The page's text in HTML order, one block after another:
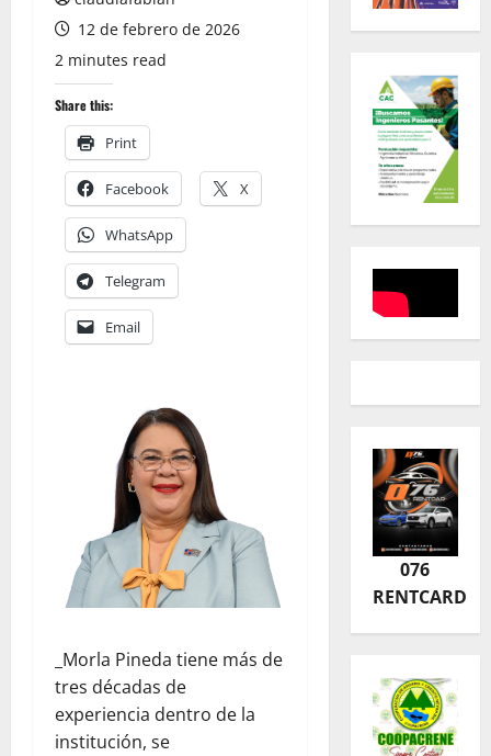
12 de febrero de 2026
2 minutes read
Share this:
Print
Facebook X
WhatsApp
Telegram
Email
_Morla Pineda tiene más de
tres décadas de
experiencia dentro de la
institución, se
076
RENTCARD